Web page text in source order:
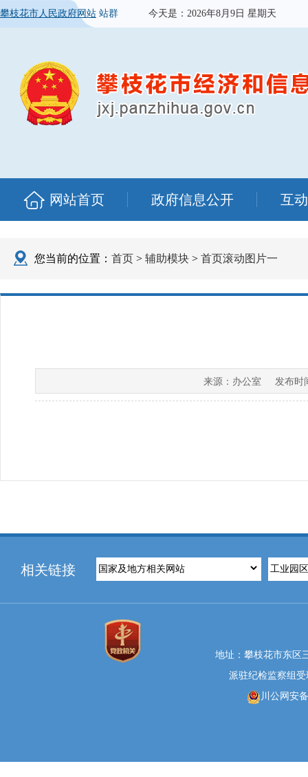
攀枝花市人民政府网站 站群 今天是： 2026年8月9日 星期天
网站首页 政府信息公开 互
您当前的位置： 首页 > 辅助模块 > 首页滚动图片一
来源： 办公室 发布时
相关链接
地址：攀枝花市东区
派驻纪检监察组受
川公网安